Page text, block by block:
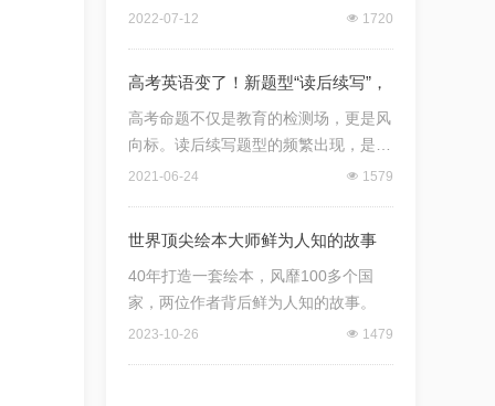
넶 1720
2022-07-12
高考英语变了！新题型“读后续写”，
我们该如何应对？
高考命题不仅是教育的检测场，更是风
向标。读后续写题型的频繁出现，是全
国新高考改革的一个重要表现，为我们
넶 1579
2021-06-24
世界顶尖绘本大师鲜为人知的故事
40年打造一套绘本，风靡100多个国
家，两位作者背后鲜为人知的故事。
넶 1479
2023-10-26